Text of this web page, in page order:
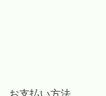
お支払い方法